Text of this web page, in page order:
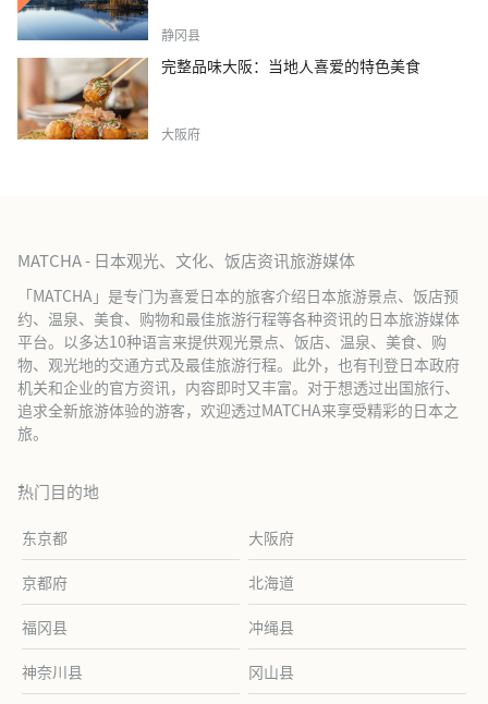
静冈县
完整品味大阪：当地人喜爱的特色美食
大阪府
MATCHA - 日本观光、文化、饭店资讯旅游媒体
「MATCHA」是专门为喜爱日本的旅客介绍日本旅游景点、饭店预
约、温泉、美食、购物和最佳旅游行程等各种资讯的日本旅游媒体
平台。以多达10种语言来提供观光景点、饭店、温泉、美食、购
物、观光地的交通方式及最佳旅游行程。此外，也有刊登日本政府
机关和企业的官方资讯，内容即时又丰富。对于想透过出国旅行、
追求全新旅游体验的游客，欢迎透过MATCHA来享受精彩的日本之
旅。
热门目的地
东京都 大阪府
京都府 北海道
福冈县 冲绳县
神奈川县 冈山县